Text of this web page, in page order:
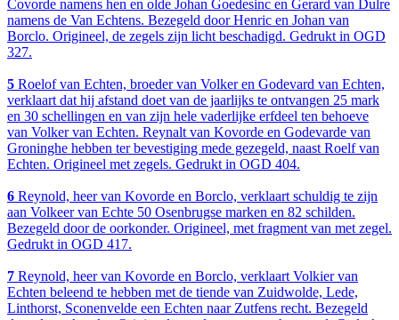
Covorde namens hen en olde Johan Goedesinc en Gerard van Dulre
namens de Van Echtens. Bezegeld door Henric en Johan van
Borclo. Origineel, de zegels zijn licht beschadigd. Gedrukt in OGD
327.
5 Roelof van Echten, broeder van Volker en Godevard van Echten,
verklaart dat hij afstand doet van de jaarlijks te ontvangen 25 mark
en 30 schellingen en van zijn hele vaderlijke erfdeel ten behoeve
van Volker van Echten. Reynalt van Kovorde en Godevarde van
Groninghe hebben ter bevestiging mede gezegeld, naast Roelf van
Echten. Origineel met zegels. Gedrukt in OGD 404.
6 Reynold, heer van Kovorde en Borclo, verklaart schuldig te zijn
aan Volkeer van Echte 50 Osenbrugse marken en 82 schilden.
Bezegeld door de oorkonder. Origineel, met fragment van met zegel.
Gedrukt in OGD 417.
7 Reynold, heer van Kovorde en Borclo, verklaart Volkier van
Echten beleend te hebben met de tiende van Zuidwolde, Lede,
Linthorst, Sconenvelde een Echten naar Zutfens recht. Bezegeld